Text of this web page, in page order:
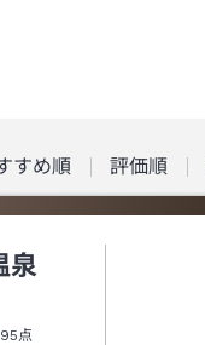
すめ順 評価順
泉
95点